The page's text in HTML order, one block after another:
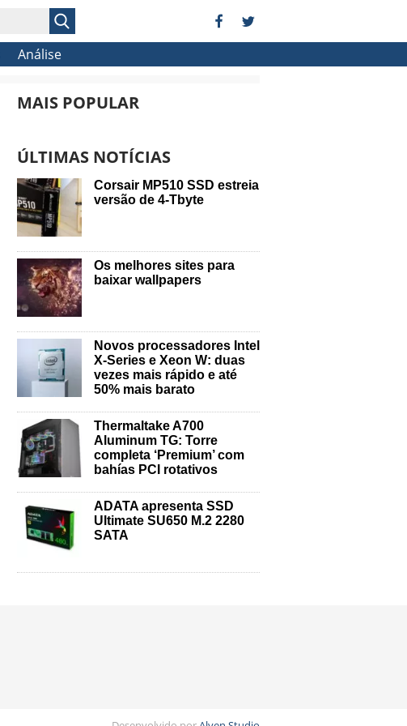
Análise
MAIS POPULAR
ÚLTIMAS NOTÍCIAS
Corsair MP510 SSD estreia
versão de 4-Tbyte
Os melhores sites para
baixar wallpapers
Novos processadores Intel
X-Series e Xeon W: duas
vezes mais rápido e até
50% mais barato
Thermaltake A700
Aluminum TG: Torre
completa ‘Premium’ com
bahías PCI rotativos
ADATA apresenta SSD
Ultimate SU650 M.2 2280
SATA